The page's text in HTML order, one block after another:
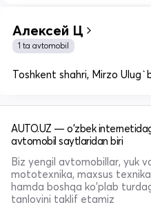
Алексей Ц
1 ta avtomobil
Toshkent shahri, Mirzo
AUTO.UZ — o'zbek
avtomobil saytlaridan biri
Biz yengil avtomobillar, yuk
mototexnika, maxsus texnika
hamda boshqa ko'plab
tanlovini taklif etamiz